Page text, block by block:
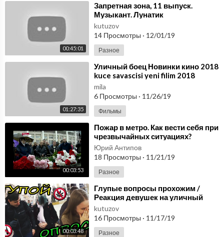
00:45:01
⁣Запретная зона, 11 выпуск.
Музыкант. Лунатик
kutuzov
14 Просмотры · 12/01/19
Разное
01:27:35
⁣Уличный боец Новинки кино 2018
kuce savascisi yeni filim 2018
mila
6 Просмотры · 11/26/19
Фильмы
00:03:53
⁣Пожар в метро. Как вести себя при
чрезвычайных ситуациях?
Юрий Антипов
18 Просмотры · 11/21/19
Разное
00:03:48
⁣Глупые вопросы прохожим /
Реакция девушек на уличный
опрос / Тупой Опрос
kutuzov
16 Просмотры · 11/17/19
Разное